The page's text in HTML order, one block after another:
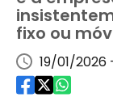
fixo ou
19/01/2026